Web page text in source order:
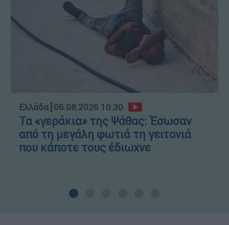
Ελλάδα┋06.08.2026 10:30
Τα «γεράκια» της Ψάθας: Έσωσαν
από τη μεγάλη φωτιά τη γειτονιά
που κάποτε τους έδιωχνε